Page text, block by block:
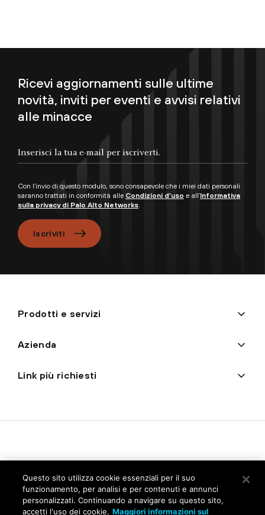
Ricevi aggiornamenti sulle ultime
novità, inviti per eventi e avvisi relativi
alle minacce
Con l’invio di questo modulo, sono consapevole che i miei dati personali
saranno trattati in conformità alle Condizioni d’uso e all’Informativa
sulla privacy di Palo Alto Networks.
Iscriviti
Prodotti e servizi
Azienda
Link più richiesti
Privacy
Questo sito utilizza cookie essenziali per il suo
funzionamento, per analisi e per contenuti e annunci
personalizzati. Continuando a navigare su questo sito,
accetti l'uso dei cookie. Maggiori informazioni sul